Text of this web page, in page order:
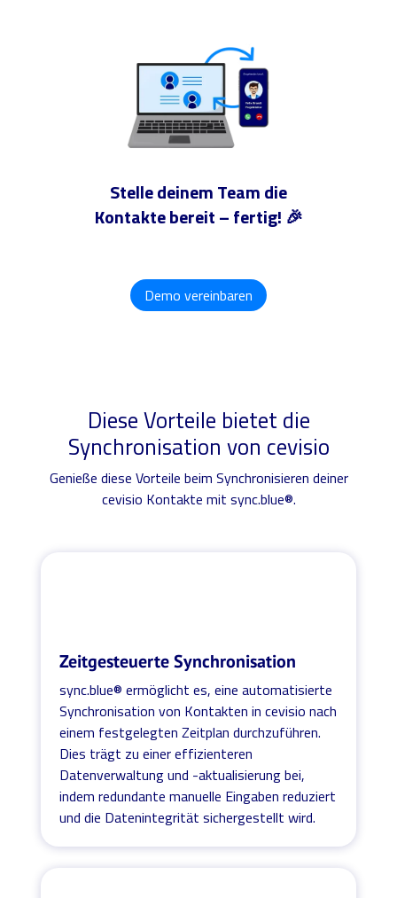
Stelle deinem Team die
Kontakte bereit – fertig! 🎉
Demo vereinbaren
Diese Vorteile bietet die
Synchronisation von cevisio
Genieße diese Vorteile beim Synchronisieren deiner
cevisio Kontakte mit sync.blue®.
Zeitgesteuerte Synchronisation
sync.blue® ermöglicht es, eine automatisierte
Synchronisation von Kontakten in cevisio nach
einem festgelegten Zeitplan durchzuführen.
Dies trägt zu einer effizienteren
Datenverwaltung und -aktualisierung bei,
indem redundante manuelle Eingaben reduziert
und die Datenintegrität sichergestellt wird.